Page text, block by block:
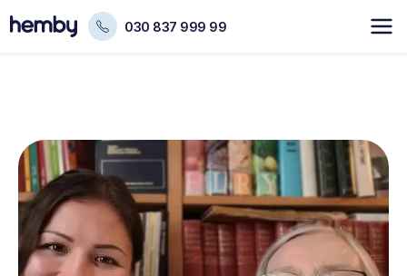
030 837 999 99